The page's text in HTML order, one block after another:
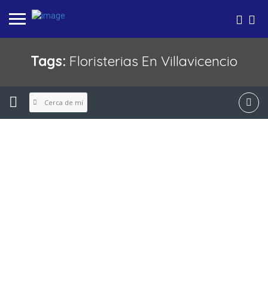
Tags: Floristerias En Villavicencio
Cerca de mí